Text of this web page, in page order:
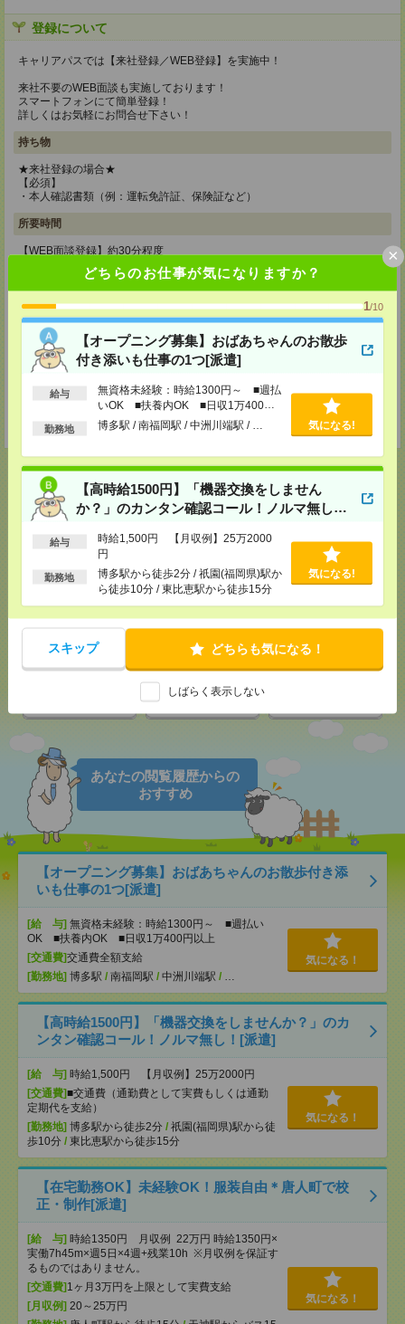
どちらのお仕事が気になりますか？
1/10
【オープニング募集】おばあちゃんのお散歩
付き添いも仕事の1つ[派遣]
給与
無資格未経験：時給1300円～ ■週払
いOK ■扶養内OK ■日収1万400円
以上
勤務地 博多駅 / 南福岡駅 / 中洲川端駅 / … 気になる!
【高時給1500円】「機器交換をしません
か？」のカンタン確認コール！ノルマ無し！
給与
時給1,500円 【月収例】25万2000
円
勤務地
博多駅から徒歩2分 / 祇園(福岡県)駅か
ら徒歩10分 / 東比恵駅から徒歩15分
気になる!
スキップ どちらも気になる！
しばらく表示しない
×
登録について
キャリアパスでは【来社登録／WEB登録】を実施中！
来社不要のWEB面談も実施しております！
スマートフォンにて簡単登録！
詳しくはお気軽にお問合せ下さい！
持ち物
★来社登録の場合★
【必須】
・本人確認書類（例：運転免許証、保険証など）
所要時間
【WEB面談登録】約30分程度
【来社登録】約1時間程度
※仕事の経験・ご希望職種等により多少前後します。
登録場所
本社
〒812-0011
福岡市博多区博多駅前3丁目26-29 九勧博多ビル3F
TEL：0120-814-539
FAX：092-436-8444
haken@careerpath.co.jp
担当：登録担当
応募ページへ
気になる！
メール LINEで送る
あなたの閲覧履歴からの
おすすめ
【オープニング募集】おばあちゃんのお散歩付き添
いも仕事の1つ[派遣]
[給 与] 無資格未経験：時給1300円～ ■週払い
OK ■扶養内OK ■日収1万400円以上
[交通費]交通費全額支給
[勤務地] 博多駅 / 南福岡駅 / 中洲川端駅 / …
気になる！
【高時給1500円】「機器交換をしませんか？」のカ
ンタン確認コール！ノルマ無し！[派遣]
[給 与] 時給1,500円 【月収例】25万2000円
[交通費]■交通費（通勤費として実費もしくは通勤
定期代を支給）
[勤務地] 博多駅から徒歩2分 / 祇園(福岡県)駅から徒
歩10分 / 東比恵駅から徒歩15分
気になる！
【在宅勤務OK】未経験OK！服装自由＊唐人町で校
正・制作[派遣]
[給 与] 時給1350円 月収例 22万円 時給1350円×
実働7h45m×週5日×4週+残業10h ※月収例を保証す
るものではありません。
[交通費] 1ヶ月3万円を上限として実費支給
[月収例] 20～25万円
気になる！